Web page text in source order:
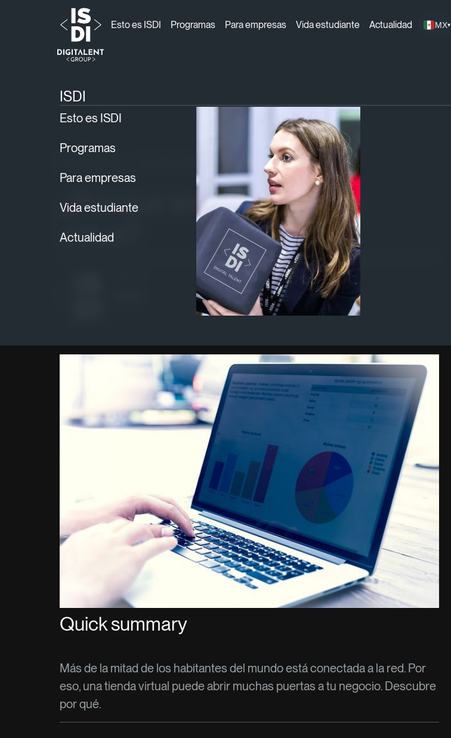
Esto es ISDI Programas Para empresas Vida estudiante Actualidad MX▾
ISDI› Blog
ISDI
Esto es ISDI
Programas
Para empresas
Vida estudiante
Actualidad
¿Por qué tener una tienda
virtual?
Quick summary
Más de la mitad de los habitantes del mundo está conectada a la red. Por
eso, una tienda virtual puede abrir muchas puertas a tu negocio. Descubre
por qué.